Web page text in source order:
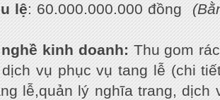
lệ: 60.000.000.000 đồng
kinh doanh: Thu gom
vụ phục vụ tang lễ (chi
lễ,quản lý nghĩa trang, dịch